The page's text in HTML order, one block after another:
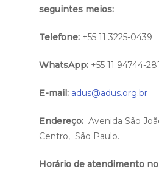
seguintes meios:
Telefone: +55 11 3225-0439
WhatsApp: +55 11 94744-
E-mail: adus@adus.org.br
Endereço: Avenida São
Centro, São Paulo.
Horário de atendimento